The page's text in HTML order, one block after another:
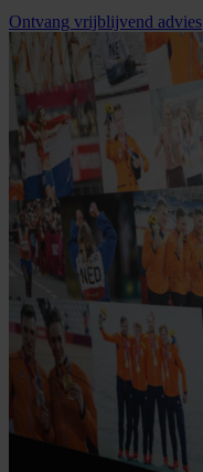
Ontvang vrijblijvend advies